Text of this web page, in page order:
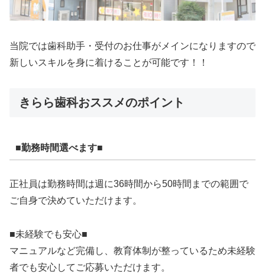
当院では歯科助手・受付のお仕事がメインになりますので
新しいスキルを身に着けることが可能です！！
きらら歯科おススメのポイント
■勤務時間選べます■
正社員は勤務時間は週に36時間から50時間までの範囲で
ご自身で決めていただけます。
■未経験でも安心■
マニュアルなど完備し、教育体制が整っているため未経験
者でも安心してご応募いただけます。